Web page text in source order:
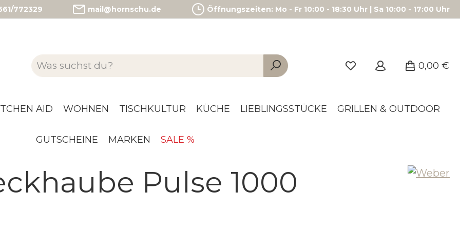
772329 mail@hornschu.de Öffnungszeiten: Mo - Fr 10:00 - 18:30 Uhr | Sa 10:00 - 17:00 Uhr
0,00 €
AID WOHNEN TISCHKULTUR KÜCHE LIEBLINGSSTÜCKE GRILLEN & OUTDOOR
GUTSCHEINE MARKEN SALE %
Pulse 1000